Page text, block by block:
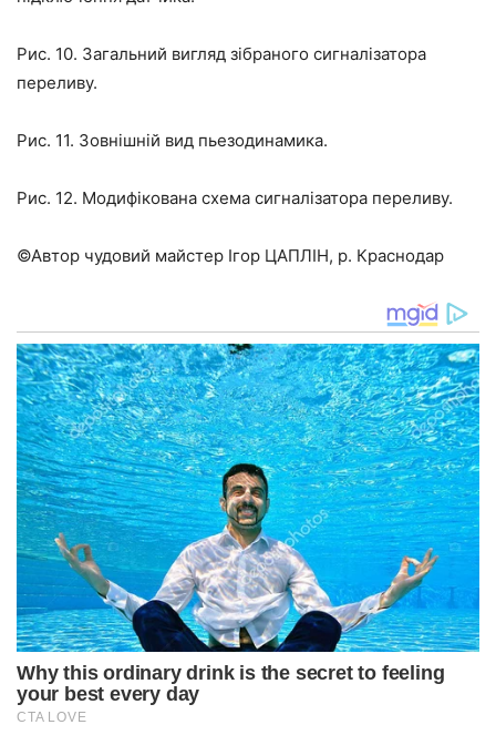
Рис. 10. Загальний вигляд зібраного сигналізатора
переливу.
Рис. 11. Зовнішній вид пьезодинамика.
Рис. 12. Модифікована схема сигналізатора переливу.
©Автор чудовий майстер Ігор ЦАПЛІН, р. Краснодар